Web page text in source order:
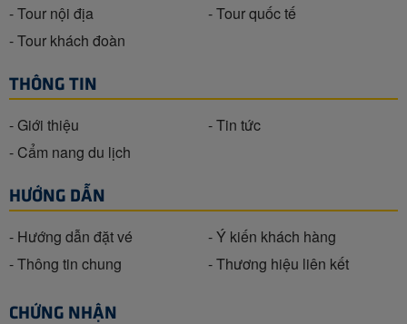
- Tour nội địa
- Tour quốc tế
- Tour khách đoàn
THÔNG TIN
- Giới thiệu
- Tin tức
- Cẩm nang du lịch
HƯỚNG DẪN
- Hướng dẫn đặt vé
- Ý kiến khách hàng
- Thông tin chung
- Thương hiệu liên kết
CHỨNG NHẬN